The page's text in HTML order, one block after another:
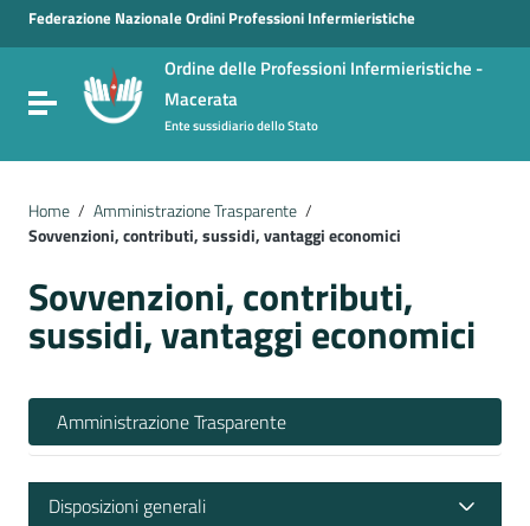
Vai ai contenuti
Vai al menu di navigazione
Vai al footer
Federazione Nazionale Ordini Professioni Infermieristiche
Attiva / disattiva la navigazione
Ordine delle Professioni Infermieristiche -
Macerata
Ente sussidiario dello Stato
Home / Amministrazione Trasparente /
Sovvenzioni, contributi, sussidi, vantaggi economici
Sovvenzioni, contributi,
sussidi, vantaggi economici
Amministrazione Trasparente
Disposizioni generali